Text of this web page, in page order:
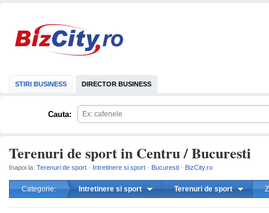
STIRI BUSINESS DIRECTOR BUSINESS
Cauta:
Terenuri de sport in Centru / Bucuresti
Inapoi la: Terenuri de sport · Intretinere si sport · Bucuresti · BizCity.ro
Categorie: Intretinere si sport Terenuri de sport